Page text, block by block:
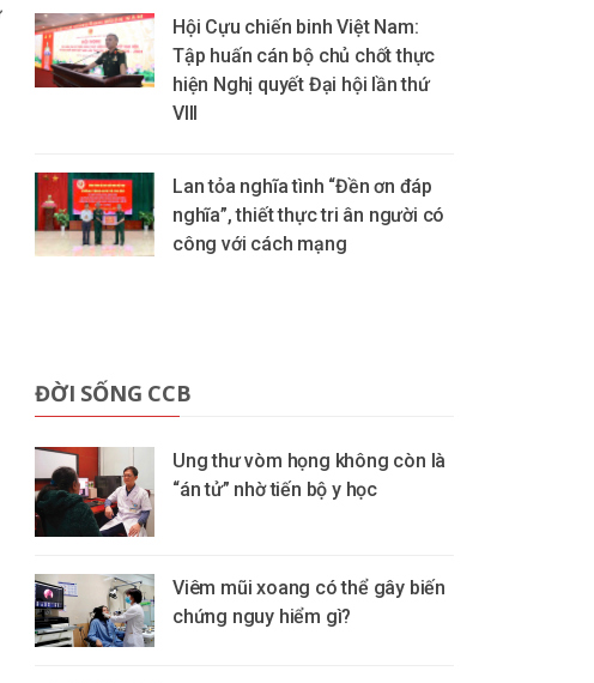
Hội Cựu chiến binh Việt Nam:
Tập huấn cán bộ chủ chốt thực
hiện Nghị quyết Đại hội lần thứ
VIII
Lan tỏa nghĩa tình “Đền ơn đáp
nghĩa”, thiết thực tri ân người có
công với cách mạng
ĐỜI SỐNG CCB
Ung thư vòm họng không còn là
“án tử” nhờ tiến bộ y học
Viêm mũi xoang có thể gây biến
chứng nguy hiểm gì?